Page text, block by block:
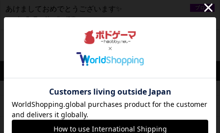
ブログ
あけましておめでとうございます✨
2022年1月1日 17時10分の投稿
Fellows ボードゲーム交流会
平均3000円前後
料金レンジ
入店料500円 + ドリンクorフードワンオーダー、～飲み放題4時間3
500円 + フードワンオーダー